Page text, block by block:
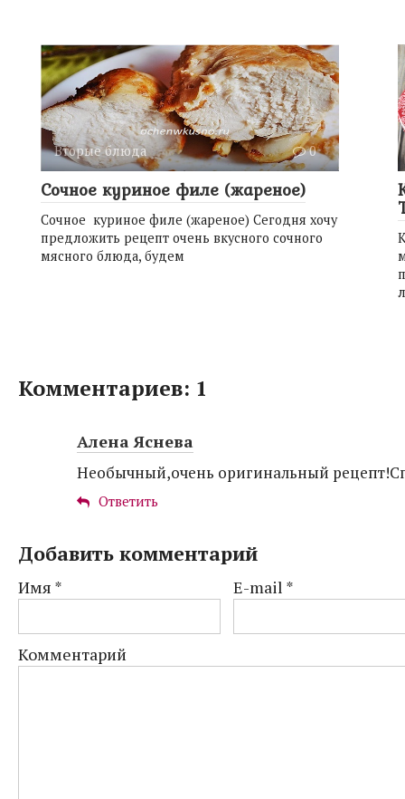
Вторые блюда 0
Сочное куриное филе (жареное)
Сочное куриное филе (жареное) Сегодня хочу
предложить рецепт очень вкусного сочного
мясного блюда, будем
Комментариев: 1
Алена Яснева
Необычный,очень оригинальный
Ответить
Добавить комментарий
Имя * E-mail *
Комментарий